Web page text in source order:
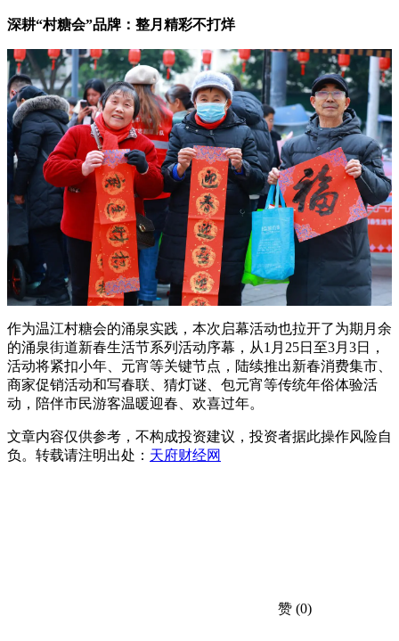
深耕“村糖会”品牌：整月精彩不打烊
作为温江村糖会的涌泉实践，本次启幕活动也拉开了为期月余
的涌泉街道新春生活节系列活动序幕，从1月25日至3月3日，
活动将紧扣小年、元宵等关键节点，陆续推出新春消费集市、
商家促销活动和写春联、猜灯谜、包元宵等传统年俗体验活
动，陪伴市民游客温暖迎春、欢喜过年。
文章内容仅供参考，不构成投资建议，投资者据此操作风险自
负。转载请注明出处： 天府财经网
赞 (0)